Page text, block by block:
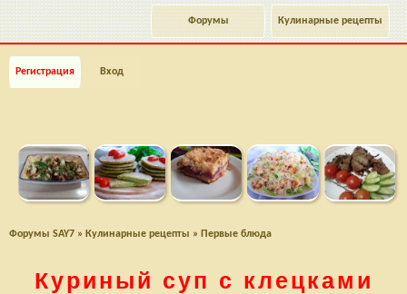
Кулинарные рецепты
Форумы
Регистрация Вход
Форумы SAY7 » Кулинарные рецепты » Первые блюда
Куриный суп с клецками